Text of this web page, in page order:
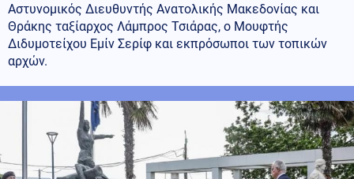
Αστυνομικός Διευθυντής Ανατολικής Μακεδονίας και
Θράκης ταξίαρχος Λάμπρος Τσιάρας, ο Μουφτής
Διδυμοτείχου Εμίν Σερίφ και εκπρόσωποι των τοπικών
αρχών.